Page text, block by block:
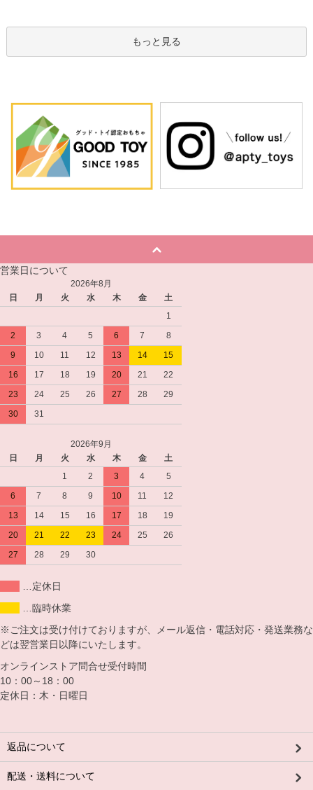
もっと見る
営業日について
2026年8月
日
月 火 水 木 金
土
1
2
3 4 5 6 7
8
9
10 11 12 13 14
15
16
17 18 19 20 21
22
23
24 25 26 27 28
29
30
31
2026年9月
日
月 火 水 木 金
土
1
2 3 4
5
6
7 8 9 10 11
12
13
14 15 16 17 18
19
20
21 22 23 24 25
26
27
28 29 30
…定休日
…臨時休業
※ご注文は受け付けておりますが、メール返信・電話対応・発送業務な
どは翌営業日以降にいたします。
オンラインストア問合せ受付時間
10：00～18：00
定休日：木・日曜日
返品について
配送・送料について